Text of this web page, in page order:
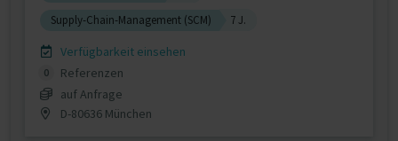
Supply-Chain-Management (SCM)
7 J.
Verfügbarkeit einsehen
0
Referenzen
auf Anfrage
D-80636 München